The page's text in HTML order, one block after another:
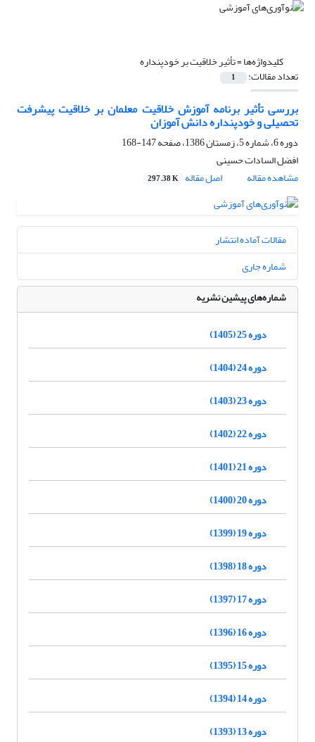
کلیدواژه‌ها =تأثیر خلاقیت بر خودپنداره
تعداد مقالات: 1
بررسی تأثیر برنامه آموزش خلاقیت معلمان بر خلاقیت پیشرفت
تحصیلی و خودپنداره دانش آموزان
دوره 6، شماره 5، زمستان 1386، صفحه
147-168
افضل السادات حسینی
مشاهده مقاله
اصل مقاله 297.38 K
مقالات آماده انتشار
شماره جاری
شماره‌های پیشین نشریه
دوره 25 (1405)
دوره 24 (1404)
دوره 23 (1403)
دوره 22 (1402)
دوره 21 (1401)
دوره 20 (1400)
دوره 19 (1399)
دوره 18 (1398)
دوره 17 (1397)
دوره 16 (1396)
دوره 15 (1395)
دوره 14 (1394)
دوره 13 (1393)